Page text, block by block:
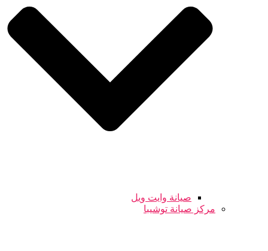
صيانة وايت ويل
مركز صيانة توشيبا